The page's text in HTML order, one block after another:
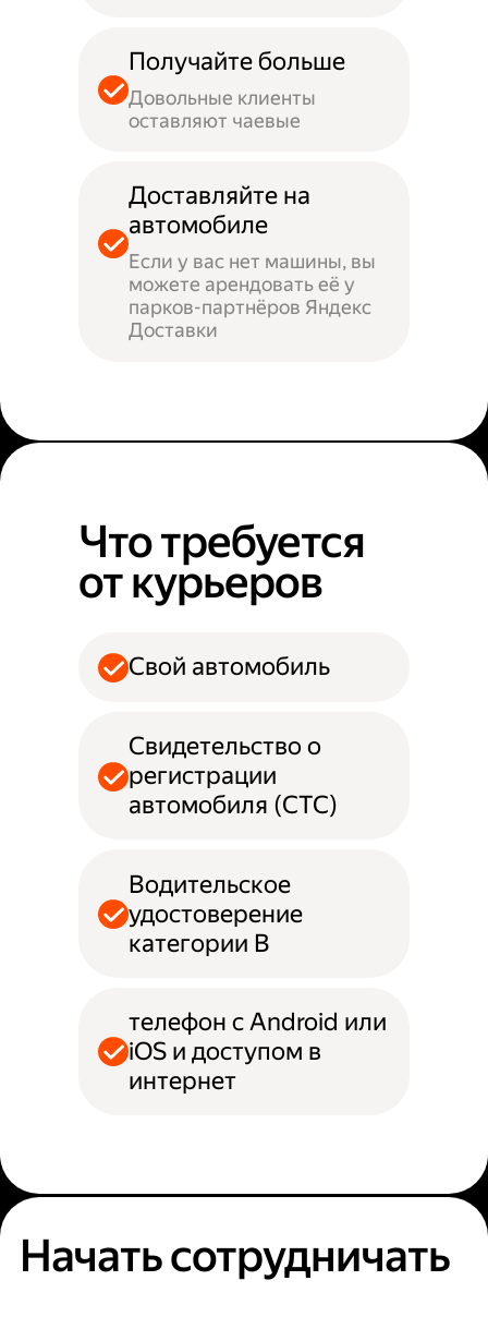
Получайте больше
Довольные клиенты
оставляют чаевые
Доставляйте на
автомобиле
Если у вас нет машины, вы
можете арендовать её у
парков-партнёров Яндекс
Доставки
Что требуется
от курьеров
Свой автомобиль
Свидетельство о
регистрации
автомобиля (СТС)
Водительское
удостоверение
категории B
телефон с Android или
iOS и доступом в
интернет
Начать сотрудничать